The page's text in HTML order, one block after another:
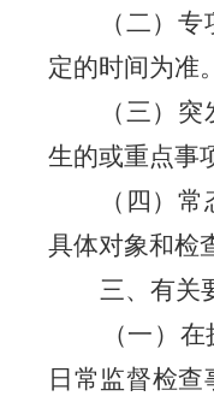
（二）
定的时间为准。
（三）
生的或重点事
（四）
具体对象和检
三、有关
（一）
日常监督检